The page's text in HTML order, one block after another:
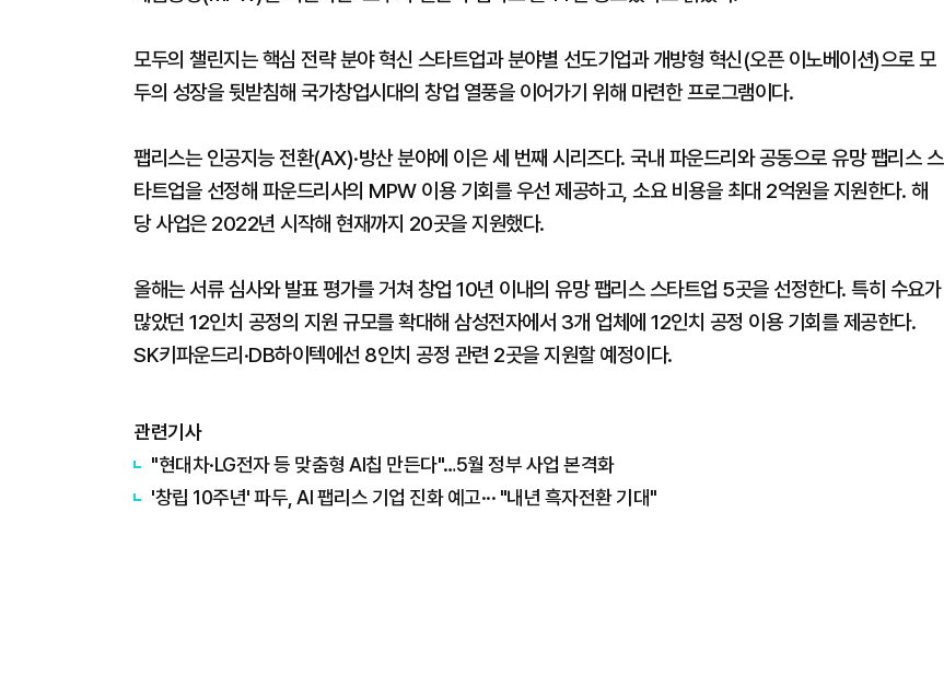
모두의 챌린지는 핵심 전략 분야 혁신 스타트업과 분야별 선도기업과 개방형 혁신(오픈 이노베이션)으로 모
두의 성장을 뒷받침해 국가창업시대의 창업 열풍을 이어가기 위해 마련한 프로그램이다.
팹리스는 인공지능 전환(AX)·방산 분야에 이은 세 번째 시리즈다. 국내 파운드리와 공동으로 유망 팹리스 스
타트업을 선정해 파운드리사의 MPW 이용 기회를 우선 제공하고, 소요 비용을 최대 2억원을 지원한다. 해
당 사업은 2022년 시작해 현재까지 20곳을 지원했다.
올해는 서류 심사와 발표 평가를 거쳐 창업 10년 이내의 유망 팹리스 스타트업 5곳을 선정한다. 특히 수요가
많았던 12인치 공정의 지원 규모를 확대해 삼성전자에서 3개 업체에 12인치 공정 이용 기회를 제공한다.
SK키파운드리·DB하이텍에선 8인치 공정 관련 2곳을 지원할 예정이다.
관련기사
"현대차·LG전자 등 맞춤형 AI칩 만든다"…5월 정부 사업 본격화
'창립 10주년' 파두, AI 팹리스 기업 진화 예고··· "내년 흑자전환 기대"